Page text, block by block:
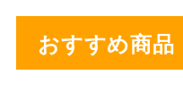
おすすめ商品